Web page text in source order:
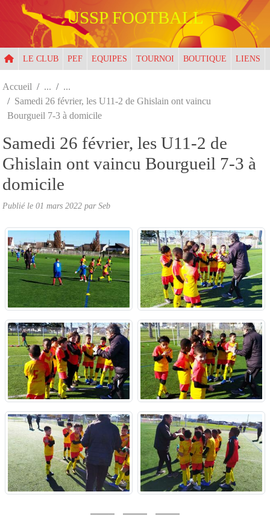
USSP FOOTBALL
LE CLUB PEF EQUIPES TOURNOI BOUTIQUE LIENS
Accueil
Samedi 26 février, les U11-2 de Ghislain ont vaincu
Bourgueil 7-3 à domicile
Samedi 26 février, les U11-2 de
Ghislain ont vaincu Bourgueil 7-3 à
domicile
Publié le 01 mars 2022 parSeb
Panneau de gestion des cookies